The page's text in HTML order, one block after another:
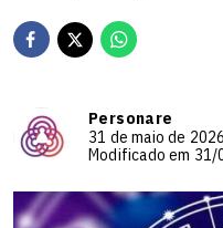
Personare
31 de maio de
Modificado em